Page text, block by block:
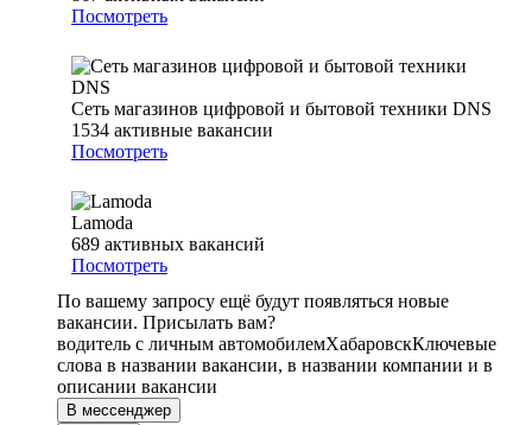
Посмотреть
Сеть магазинов цифровой и бытовой техники DNS
1534 активные вакансии
Посмотреть
Lamoda
689 активных вакансий
Посмотреть
По вашему запросу ещё будут появляться новые
вакансии. Присылать вам?
водитель с личным автомобилемХабаровскКлючевые
слова в названии вакансии, в названии компании и в
описании вакансии
В мессенджер